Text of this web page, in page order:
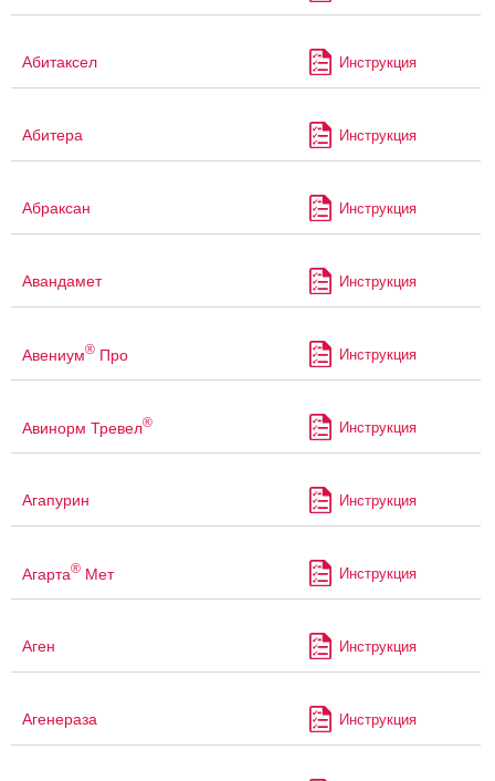
Абитаксел Инструкция
Абитера Инструкция
Абраксан Инструкция
Авандамет Инструкция
Авениум® Про Инструкция
Авинорм Тревел® Инструкция
Агапурин Инструкция
Агарта® Мет Инструкция
Аген Инструкция
Агенераза Инструкция